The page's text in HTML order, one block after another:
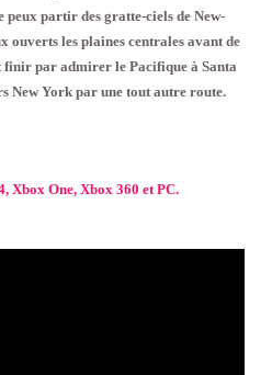
peux partir des gratte-ciels de New-
ouverts les plaines centrales avant de
finir par admirer le Pacifique à Santa
New York par une tout autre route.
Xbox One, Xbox 360 et PC.